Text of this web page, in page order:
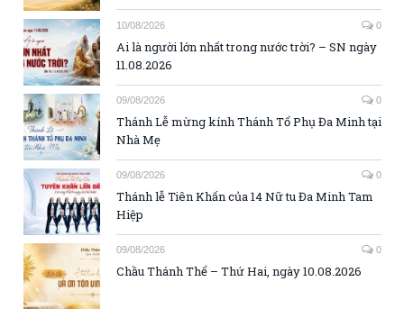
10/08/2026 0
Ai là người lớn nhất trong nước trời? – SN ngày
11.08.2026
09/08/2026 0
Thánh Lễ mừng kính Thánh Tổ Phụ Đa Minh tại
Nhà Mẹ
09/08/2026 0
Thánh lễ Tiên Khấn của 14 Nữ tu Đa Minh Tam
Hiệp
09/08/2026 0
Chầu Thánh Thể – Thứ Hai, ngày 10.08.2026